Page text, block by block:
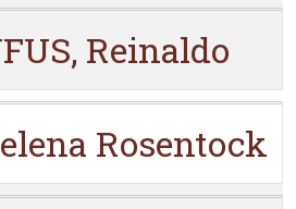
Reinaldo
Rosentock